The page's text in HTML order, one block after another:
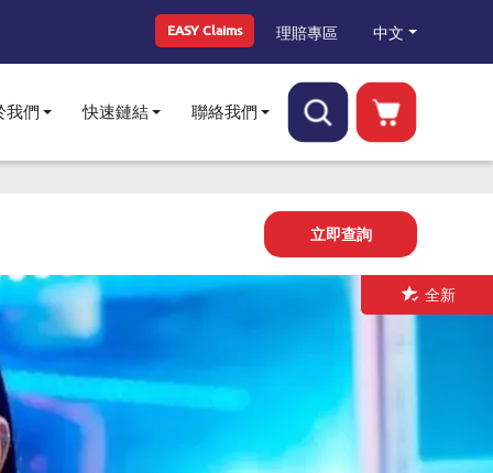
Top Menu
EASY Claims 理賠專區 中文
我們
Toggle submenu
快速鏈結
Toggle submenu
聯絡我們
Toggle submenu
立即查詢
全新